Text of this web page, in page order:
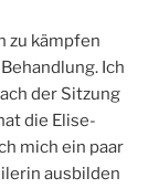
zu kämpfen
Ich
der Sitzung
die Elise-
mich ein paar
ausbilden